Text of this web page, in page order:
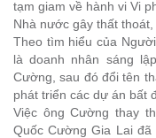
tạm giam về hành vi Vi
Nhà nước gây thất thoát,
Theo tìm hiểu của
là doanh nhân sáng
Cường, sau đó đổi tên
phát triển các dự án bất
Việc ông Cường thay
Quốc Cường Gia Lai